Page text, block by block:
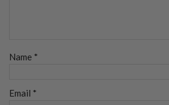
Name *
Email *